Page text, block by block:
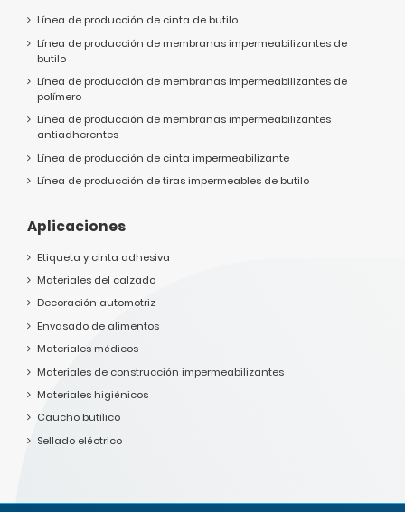
Línea de producción de cinta de butilo
Línea de producción de membranas impermeabilizantes de
butilo
Línea de producción de membranas impermeabilizantes de
polímero
Línea de producción de membranas impermeabilizantes
antiadherentes
Línea de producción de cinta impermeabilizante
Línea de producción de tiras impermeables de butilo
Aplicaciones
Etiqueta y cinta adhesiva
Materiales del calzado
Decoración automotriz
Envasado de alimentos
Materiales médicos
Materiales de construcción impermeabilizantes
Materiales higiénicos
Caucho butílico
Sellado eléctrico